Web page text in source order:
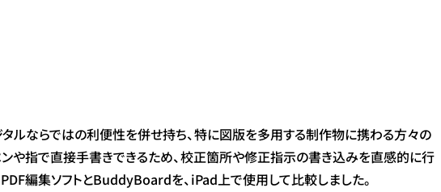
ルならではの利便性を併せ持ち、特に図版を多用する制作物に携わる方々の
や指で直接手書きできるため、校正箇所や修正指示の書き込みを直感的に行
編集ソフトとBuddyBoardを、iPad上で使用して比較しました。